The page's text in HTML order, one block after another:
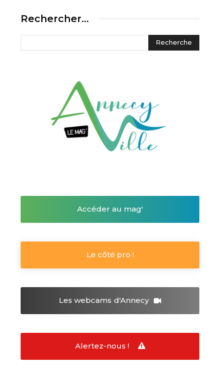
Rechercher…
Accéder au mag'
Le côté pro !
Les webcams d'Annecy
Alertez-nous !